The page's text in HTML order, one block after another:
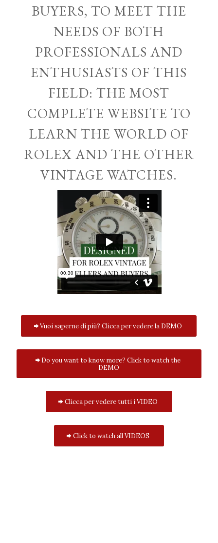
BUYERS, TO MEET THE
NEEDS OF BOTH
PROFESSIONALS AND
ENTHUSIASTS OF THIS
FIELD: THE MOST
COMPLETE WEBSITE TO
LEARN THE WORLD OF
ROLEX AND THE OTHER
VINTAGE WATCHES.
Vuoi saperne di più? Clicca per vedere la DEMO
Do you want to know more? Click to watch the
DEMO
Clicca per vedere tutti i VIDEO
Click to watch all VIDEOS